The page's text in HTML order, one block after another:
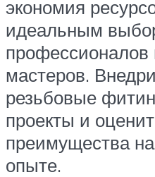
экономия
идеальным
мастеров.
резьбовые
проекты и
преимущества
опыте.